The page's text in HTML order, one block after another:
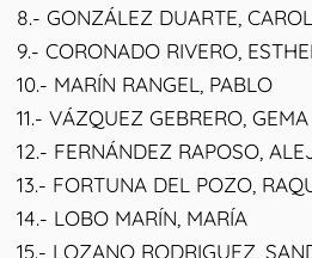
8.- GONZÁLEZ DUARTE,
9.- CORONADO RIVERO,
10.- MARÍN RANGEL, PABLO
11.- VÁZQUEZ GEBRERO,
12.- FERNÁNDEZ RAPOSO,
13.- FORTUNA DEL POZO,
14.- LOBO MARÍN, MARÍA
15.- LOZANO RODRIGUEZ,